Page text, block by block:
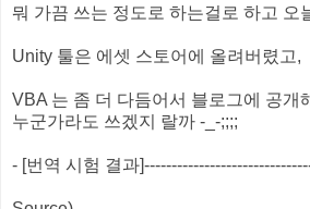
뭐 가끔 쓰는 정도로 하는걸로 하고 오
Unity 툴은 에셋 스토어에 올려버렸고,
VBA 는 좀 더 다듬어서 블로그에 공개
누군가라도 쓰겠지 랄까 -_-;;;;
- [번역 시험 결과